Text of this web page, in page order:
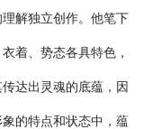
解独立创作。他笔下
着、势态各具特色，
达出灵魂的底蕴，因
的特点和状态中，蕴